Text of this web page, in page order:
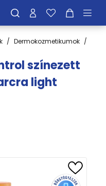
Dermokozmetikumok
színezett
light